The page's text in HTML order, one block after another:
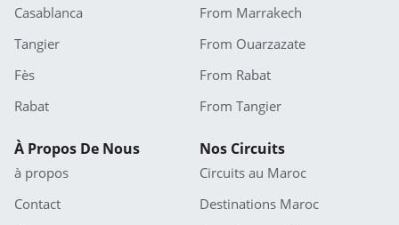
Casablanca
Tangier
Fès
Rabat
From Marrakech
From Ouarzazate
From Rabat
From Tangier
À Propos De Nous
à propos
Contact
Nos Circuits
Circuits au Maroc
Destinations Maroc